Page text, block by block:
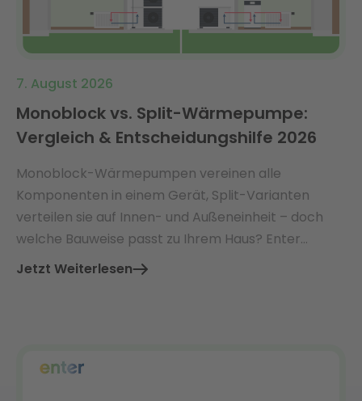
7. August 2026
Monoblock vs. Split-Wärmepumpe:
Vergleich & Entscheidungshilfe 2026
Monoblock-Wärmepumpen vereinen alle
Komponenten in einem Gerät, Split-Varianten
verteilen sie auf Innen- und Außeneinheit – doch
welche Bauweise passt zu Ihrem Haus? Enter
vergleicht beide Systeme und zeigt, worauf es bei
Jetzt Weiterlesen